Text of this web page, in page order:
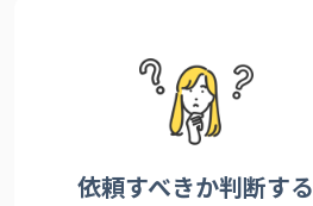
依頼すべきか判断する